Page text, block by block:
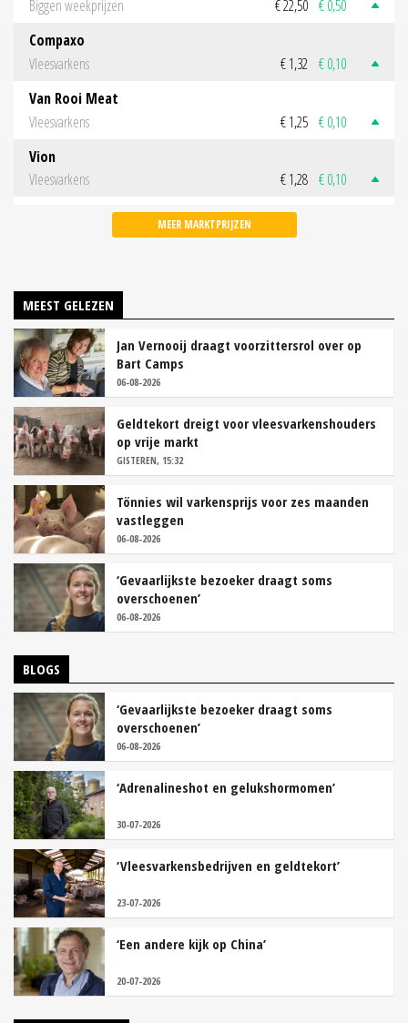
Biggen weekprijzen € 22,50 € 0,50
Compaxo
Vleesvarkens
€ 1,32 € 0,10
Van Rooi Meat
Vleesvarkens
€ 1,25 € 0,10
Vion
Vleesvarkens
€ 1,28 € 0,10
MEER MARKTPRIJZEN
MEEST GELEZEN
Jan Vernooij draagt voorzittersrol over op
Bart Camps
06-08-2026
Geldtekort dreigt voor vleesvarkenshouders
op vrije markt
GISTEREN, 15:32
Tönnies wil varkensprijs voor zes maanden
vastleggen
06-08-2026
‘Gevaarlijkste bezoeker draagt soms
overschoenen’
06-08-2026
BLOGS
‘Gevaarlijkste bezoeker draagt soms
overschoenen’
06-08-2026
‘Adrenalineshot en gelukshormomen’
30-07-2026
‘Vleesvarkensbedrijven en geldtekort’
23-07-2026
‘Een andere kijk op China’
20-07-2026